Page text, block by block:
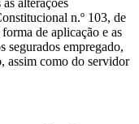
n.º 103, de
de aplicação e as
segurados empregado,
assim como do servidor